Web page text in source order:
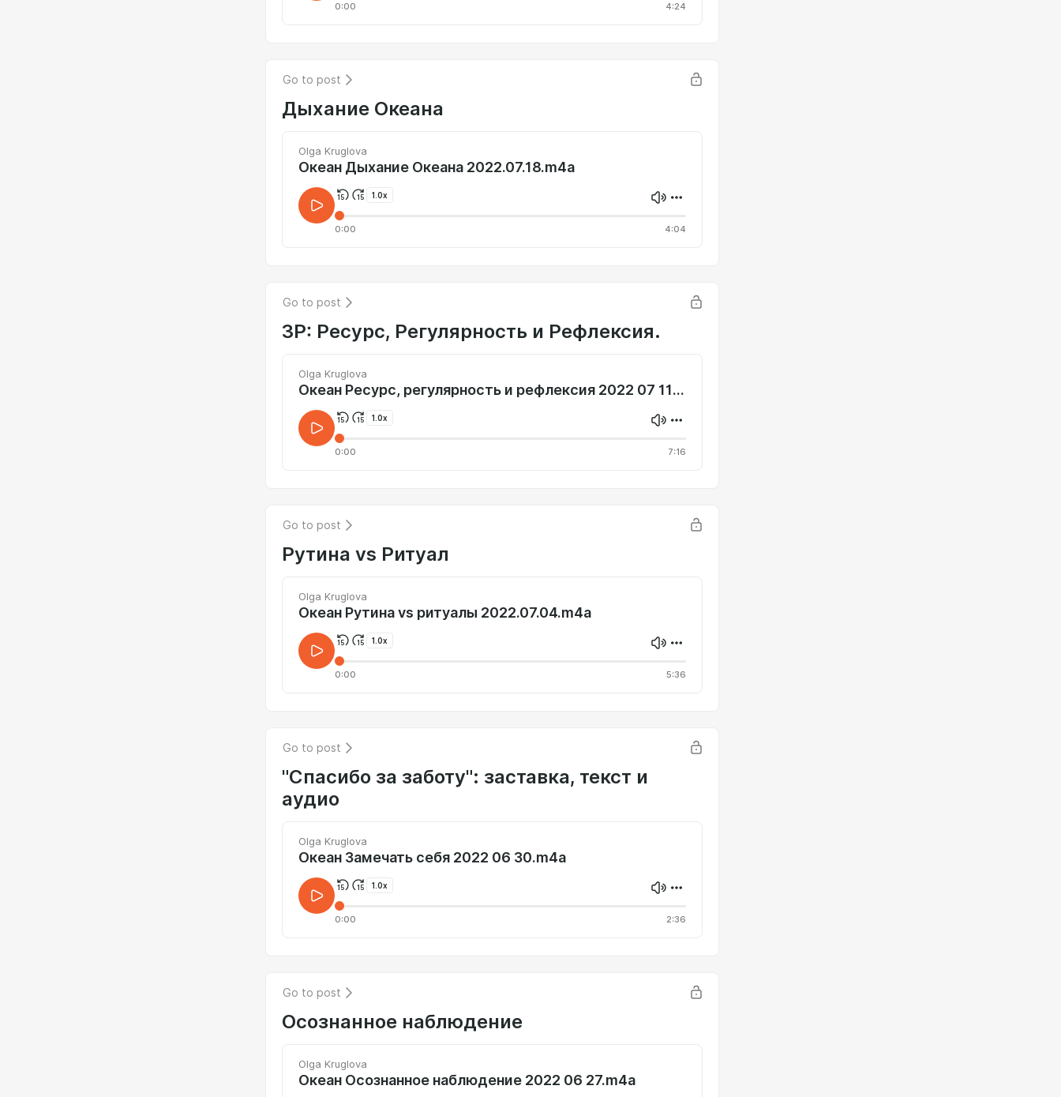
0:00 4:24
Go to post
Дыхание Океана
Olga Kruglova
Океан Дыхание Океана 2022.07.18.m4a
1.0x
0:00 4:04
Go to post
3Р: Ресурс, Регулярность и Рефлексия.
Olga Kruglova
Океан Ресурс, регулярность и рефлексия 2022 07 11.m4a
1.0x
0:00 7:16
Go to post
Рутина vs Ритуал
Olga Kruglova
Океан Рутина vs ритуалы 2022.07.04.m4a
1.0x
0:00 5:36
Go to post
"Спасибо за заботу": заставка, текст и
аудио
Olga Kruglova
Океан Замечать себя 2022 06 30.m4a
1.0x
0:00 2:36
Go to post
Осознанное наблюдение
Olga Kruglova
Океан Осознанное наблюдение 2022 06 27.m4a